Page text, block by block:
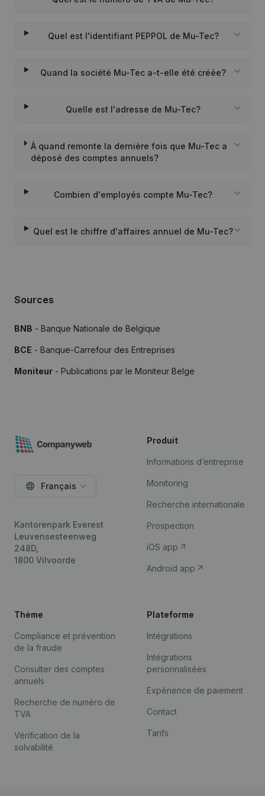
Quel est l'identifiant PEPPOL de Mu-Tec?
Quand la société Mu-Tec a-t-elle été créée?
Quelle est l'adresse de Mu-Tec?
À quand remonte la dernière fois que Mu-Tec a
déposé des comptes annuels?
Combien d'employés compte Mu-Tec?
Quel est le chiffre d'affaires annuel de Mu-Tec?
Sources
BNB - Banque Nationale de Belgique
BCE - Banque-Carrefour des Entreprises
Moniteur - Publications par le Moniteur Belge
Français
Kantorenpark Everest
Leuvensesteenweg
248D,
1800 Vilvoorde
Produit
Informations d’entreprise
Monitoring
Recherche internationale
Prospection
iOS app
Android app
Thème
Compliance et prévention
de la fraude
Consulter des comptes
annuels
Recherche de numéro de
TVA
Vérification de la
solvabilité
Plateforme
Intégrations
Intégrations
personnalisées
Expérience de paiement
Contact
Tarifs